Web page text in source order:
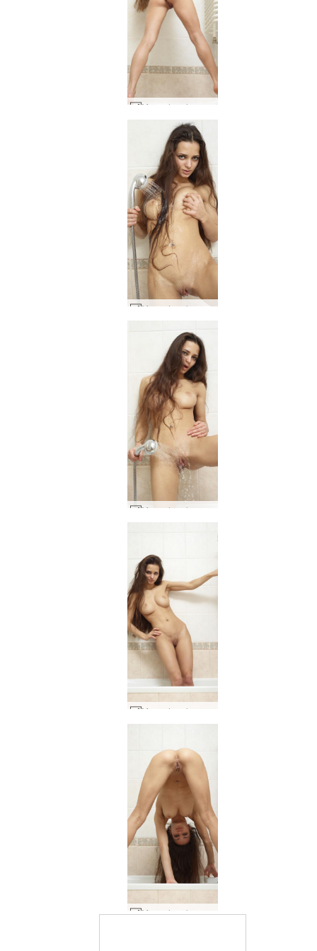
Mercedes chuveiro voyeur #43
Mercedes chuveiro voyeur #3